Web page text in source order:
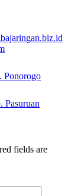
Ponorogo
Pasuruan
fields are